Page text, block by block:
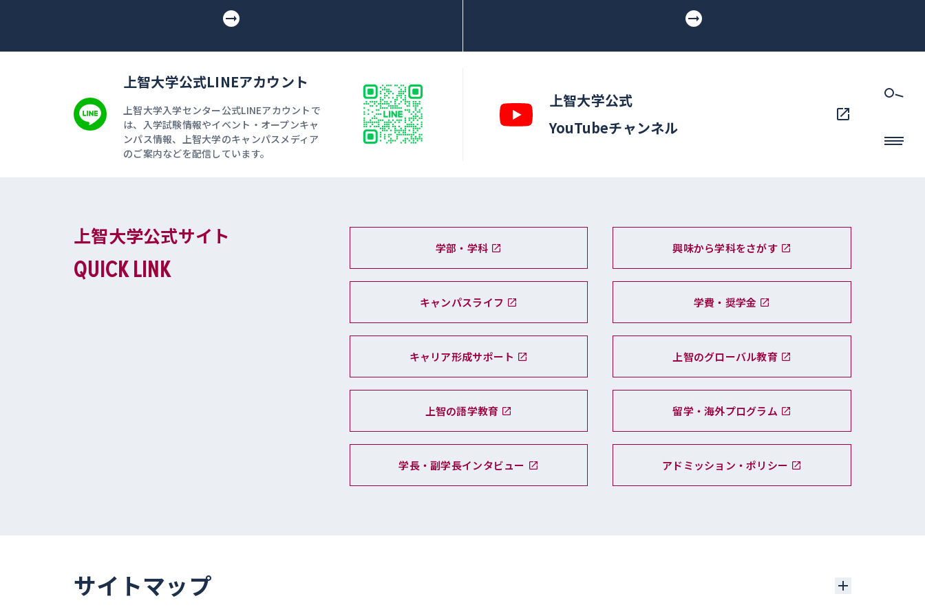
上智大学公式LINEアカウント
上智大学入学センター公式LINEアカウントで
は、入学試験情報やイベント・オープンキャ
ンパス情報、上智大学のキャンパスメディア
のご案内などを配信しています。
上智大学公式
YouTubeチャンネル
上智大学公式サイト
QUICK LINK
学部・学科 興味から学科をさがす
キャンパスライフ 学費・奨学金
キャリア形成サポート 上智のグローバル教育
上智の語学教育 留学・海外プログラム
学長・副学長インタビュー アドミッション・ポリシー
サイトマップ